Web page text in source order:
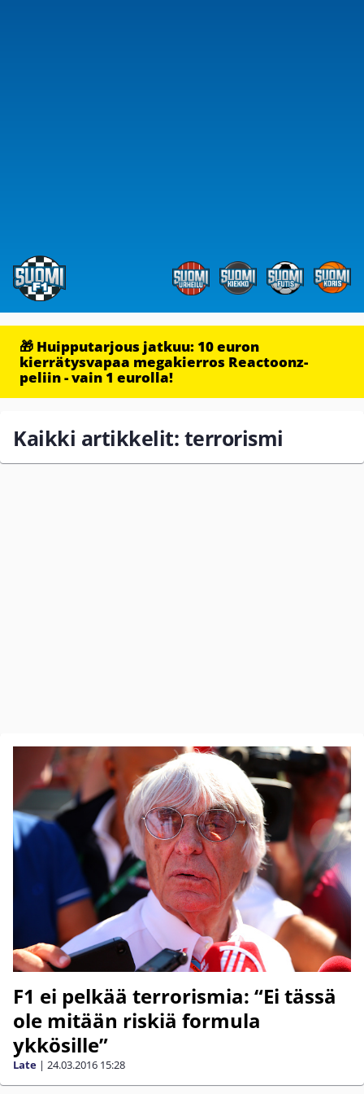
🎁 Huipputarjous jatkuu: 10 euron
kierrätysvapaa megakierros Reactoonz-
peliin - vain 1 eurolla!
Kaikki artikkelit: terrorismi
F1 ei pelkää terrorismia: “Ei tässä
ole mitään riskiä formula
ykkösille”
Late | 24.03.2016 15:28